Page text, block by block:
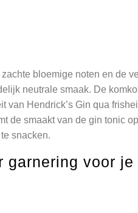
bloemige noten en de
neutrale smaak. De
van Hendrick’s Gin qua
de smaakt van de gin tonic
snacken.
garnering voor